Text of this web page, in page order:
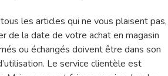
les articles qui ne vous plaisent pas,
de la date de votre achat en magasin
ou échangés doivent être dans son
Le service clientèle est